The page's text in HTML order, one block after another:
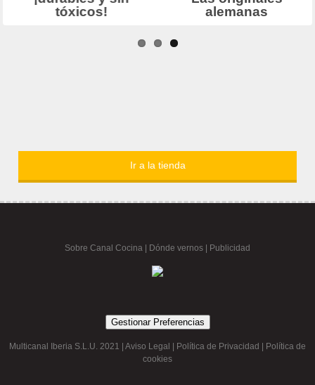
Ir a la tienda
Sobre Canal Cocina Dónde vernos | Publicidad
Gestionar Preferencias
Multicanal Iberia S.L.U. 2021 | Aviso Legal Política de Privacidad
Política de
cookies